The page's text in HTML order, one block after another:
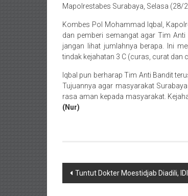
Mapolrestabes Surabaya, Selasa (28/
Kombes Pol Mohammad Iqbal,
dan pemberi semangat agar Tim Anti
jangan lihat jumlahnya berapa. Ini
tindak kejahatan 3 C (curas, curat dan
Iqbal pun berharap Tim Anti Bandit
Tujuannya agar masyarakat
rasa aman kepada masyarakat.
(Nur)
Post
Tuntut Dokter Moestidjab Diadili,